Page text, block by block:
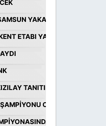
YAKAKENT ETABI
ETABI YAPILDI
TANITIM ETKİNLİĞİ
OLDU
ALTIN